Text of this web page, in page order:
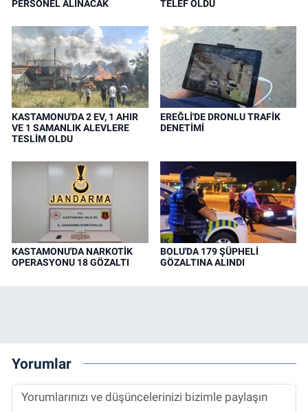
PERSONEL ALINACAK TELEF OLDU
KASTAMONU'DA 2 EV, 1 AHIR
VE 1 SAMANLIK ALEVLERE
TESLİM OLDU
EREĞLİ'DE DRONLU TRAFİK
DENETİMİ
KASTAMONU'DA NARKOTİK
OPERASYONU 18 GÖZALTI
BOLU'DA 179 ŞÜPHELİ
GÖZALTINA ALINDI
Yorumlar